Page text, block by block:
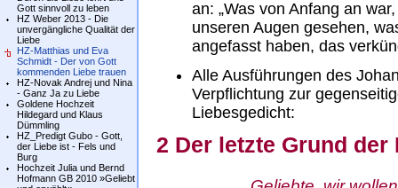
Gott sinnvoll zu leben
HZ Weber 2013 - Die
unvergängliche Qualität der
Liebe
HZ-Matthias und Eva
Schmidt - Der von Gott
kommenden Liebe trauen
HZ-Novak Andrej und Nina
- Ganz Ja zu Liebe
Goldene Hochzeit
Hildegard und Klaus
Dümmling
HZ_Predigt Gubo - Gott,
der Liebe ist - Fels und
Burg
Hochzeit Julia und Bernd
Hofmann GB 2010 »Geliebt
an: „Was von Anfang an
unseren Augen gesehen,
angefasst haben, das
Alle Ausführungen des
Verpflichtung zur
Liebesgedicht:
2 Der letzte Grund der